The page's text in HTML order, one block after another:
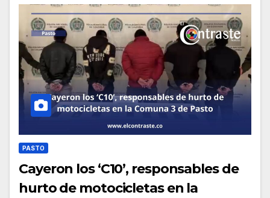
PASTO
Cayeron los ‘C10’, responsables de
hurto de motocicletas en la